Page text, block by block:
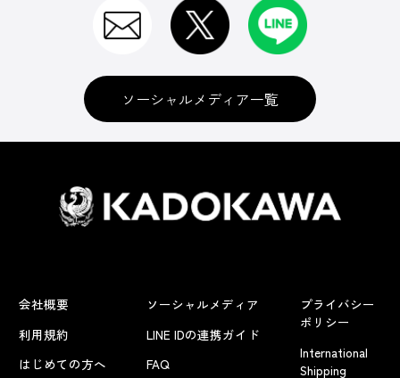
ソーシャルメディア一覧
会社概要
利用規約
はじめての方へ
ソーシャルメディア
LINE IDの連携ガイド
FAQ
プライバシー
ポリシー
International
Shipping